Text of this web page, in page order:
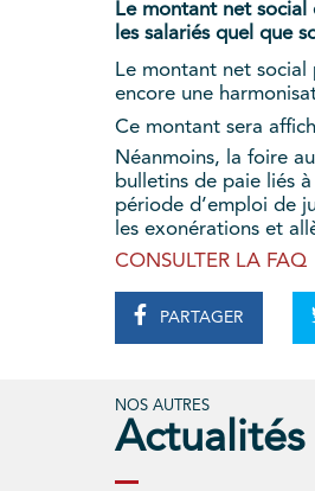
Le montant net social
les salariés quel que
Le montant net social
encore une
Ce montant sera
Néanmoins, la foire
bulletins de paie liés
période d’emploi de
les exonérations et
CONSULTER LA FAQ
PARTAGER
NOS AUTRES
Actualités